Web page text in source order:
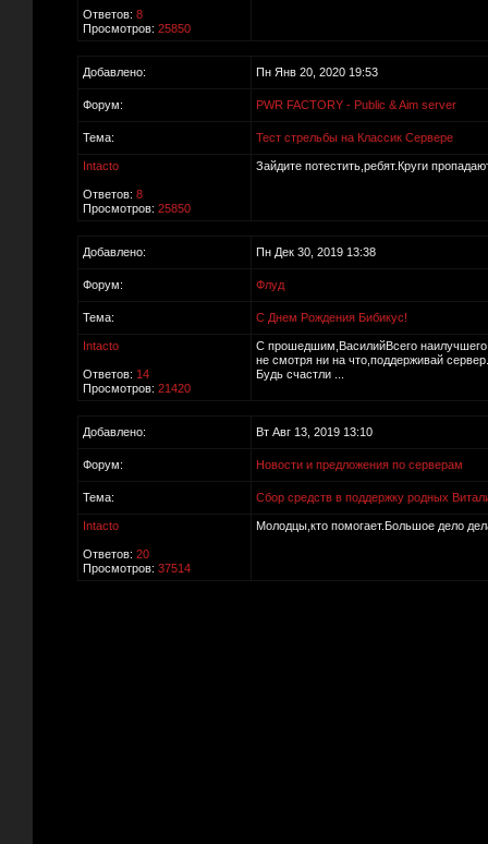
Ответов: 8
Просмотров: 25850
Добавлено: Пн Янв 20, 2020 19:53
Форум: PWR FACTORY - Public & Aim server
Тема: Тест стрельбы на Классик Сервере
Intacto
Ответов: 8
Просмотров: 25850
Зайдите потестить,ребят.Круги
Добавлено: Пн Дек 30, 2019 13:38
Форум: Флуд
Тема: С Днем Рождения Бибикус!
Intacto
Ответов: 14
Просмотров: 21420
С прошедшим,ВасилийВсего наилучшего
не смотря ни на что,поддерживай сервер.
Будь счастли ...
Добавлено: Вт Авг 13, 2019 13:10
Форум: Новости и предложения по серверам
Тема: Сбор средств в поддержку родных
Intacto
Ответов: 20
Просмотров: 37514
Молодцы,кто помогает.Большое дело